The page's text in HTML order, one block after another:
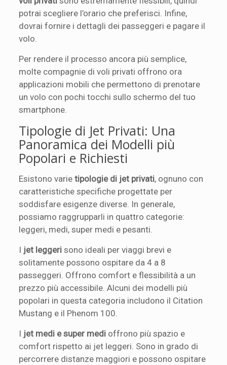
potrai scegliere l’orario che preferisci. Infine,
dovrai fornire i dettagli dei passeggeri e pagare il
volo.
Per rendere il processo ancora più semplice,
molte compagnie di voli privati offrono ora
applicazioni mobili che permettono di prenotare
un volo con pochi tocchi sullo schermo del tuo
smartphone.
Tipologie di Jet Privati: Una
Panoramica dei Modelli più
Popolari e Richiesti
Esistono varietipologie di jet privati, ognuno con
caratteristiche specifiche progettate per
soddisfare esigenze diverse. In generale,
possiamo raggrupparli in quattro categorie:
leggeri, medi, super medi e pesanti.
I jet leggeri sono ideali per viaggi brevi e
solitamente possono ospitare da 4 a 8
passeggeri. Offrono comfort e flessibilità a un
prezzo più accessibile. Alcuni dei modelli più
popolari in questa categoria includono il Citation
Mustang e il Phenom 100.
I jet medi e super medi offrono più spazio e
comfort rispetto ai jet leggeri. Sono in grado di
percorrere distanze maggiori e possono ospitare